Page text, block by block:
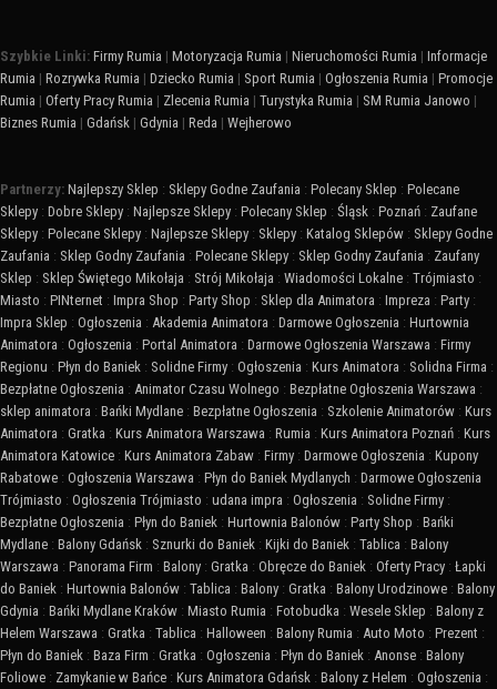
Szybkie Linki: Firmy Rumia | Motoryzacja Rumia | Nieruchomości Rumia | Informacje
Rumia | Rozrywka Rumia | Dziecko Rumia | Sport Rumia | Ogłoszenia Rumia | Promocje
Rumia | Oferty Pracy Rumia | Zlecenia Rumia | Turystyka Rumia | SM Rumia Janowo |
Biznes Rumia | Gdańsk | Gdynia | Reda | Wejherowo
Partnerzy: Najlepszy Sklep : Sklepy Godne Zaufania : Polecany Sklep : Polecane
Sklepy : Dobre Sklepy : Najlepsze Sklepy : Polecany Sklep : Śląsk : Poznań : Zaufane
Sklepy : Polecane Sklepy : Najlepsze Sklepy : Sklepy : Katalog Sklepów : Sklepy Godne
Zaufania : Sklep Godny Zaufania : Polecane Sklepy : Sklep Godny Zaufania : Zaufany
Sklep : Sklep Świętego Mikołaja : Strój Mikołaja : Wiadomości Lokalne : Trójmiasto :
Miasto : PINternet : Impra Shop : Party Shop : Sklep dla Animatora : Impreza : Party :
Impra Sklep : Ogłoszenia : Akademia Animatora : Darmowe Ogłoszenia : Hurtownia
Animatora : Ogłoszenia : Portal Animatora : Darmowe Ogłoszenia Warszawa : Firmy
Regionu : Płyn do Baniek : Solidne Firmy : Ogłoszenia : Kurs Animatora : Solidna Firma :
Bezpłatne Ogłoszenia : Animator Czasu Wolnego : Bezpłatne Ogłoszenia Warszawa :
sklep animatora : Bańki Mydlane : Bezpłatne Ogłoszenia : Szkolenie Animatorów : Kurs
Animatora : Gratka : Kurs Animatora Warszawa : Rumia : Kurs Animatora Poznań : Kurs
Animatora Katowice : Kurs Animatora Zabaw : Firmy : Darmowe Ogłoszenia : Kupony
Rabatowe : Ogłoszenia Warszawa : Płyn do Baniek Mydlanych : Darmowe Ogłoszenia
Trójmiasto : Ogłoszenia Trójmiasto : udana impra : Ogłoszenia : Solidne Firmy :
Bezpłatne Ogłoszenia : Płyn do Baniek : Hurtownia Balonów : Party Shop : Bańki
Mydlane : Balony Gdańsk : Sznurki do Baniek : Kijki do Baniek : Tablica : Balony
Warszawa : Panorama Firm : Balony : Gratka : Obręcze do Baniek : Oferty Pracy : Łapki
do Baniek : Hurtownia Balonów : Tablica : Balony : Gratka : Balony Urodzinowe : Balony
Gdynia : Bańki Mydlane Kraków : Miasto Rumia : Fotobudka : Wesele Sklep : Balony z
Helem Warszawa : Gratka : Tablica : Halloween : Balony Rumia : Auto Moto : Prezent :
Płyn do Baniek : Baza Firm : Gratka : Ogłoszenia : Płyn do Baniek : Anonse : Balony
Foliowe : Zamykanie w Bańce : Kurs Animatora Gdańsk : Balony z Helem : Ogłoszenia :